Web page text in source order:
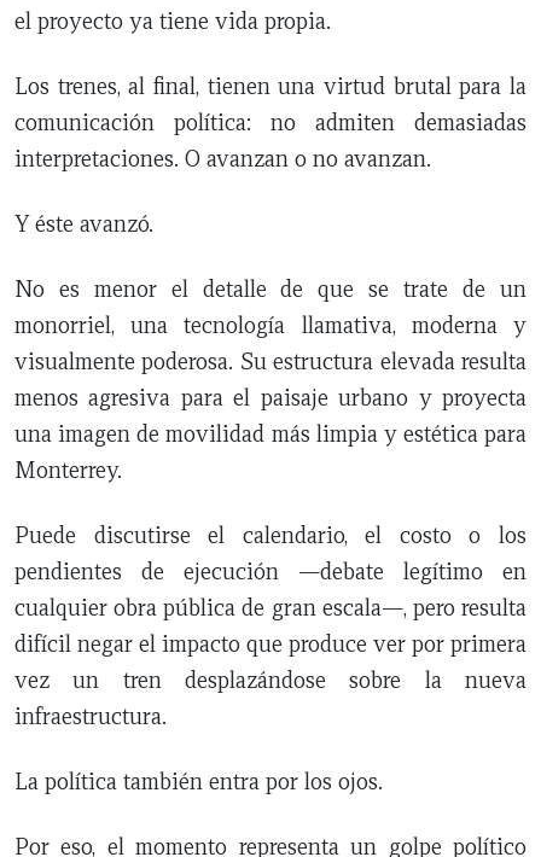
el proyecto ya tiene vida propia.
Los trenes, al final, tienen una virtud brutal para la
comunicación política: no admiten demasiadas
interpretaciones. O avanzan o no avanzan.
Y éste avanzó.
No es menor el detalle de que se trate de un
monorriel, una tecnología llamativa, moderna y
visualmente poderosa. Su estructura elevada resulta
menos agresiva para el paisaje urbano y proyecta
una imagen de movilidad más limpia y estética para
Monterrey.
Puede discutirse el calendario, el costo o los
pendientes de ejecución —debate legítimo en
cualquier obra pública de gran escala—, pero resulta
difícil negar el impacto que produce ver por primera
vez un tren desplazándose sobre la nueva
infraestructura.
La política también entra por los ojos.
Por eso, el momento representa un golpe político